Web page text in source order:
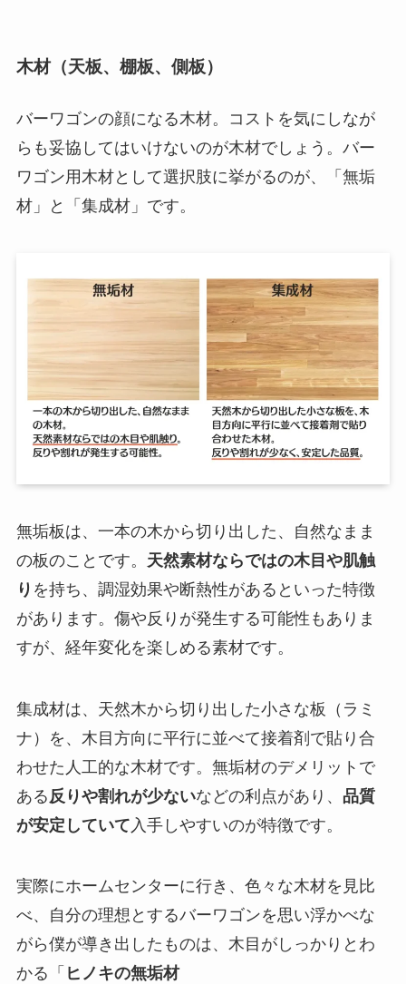
木材（天板、棚板、側板）
バーワゴンの顔になる木材。コストを気にしなが
らも妥協してはいけないのが木材でしょう。バー
ワゴン用木材として選択肢に挙がるのが、「無垢
材」と「集成材」です。
無垢板は、一本の木から切り出した、自然なまま
の板のことです。 天然素材ならではの木目や肌触
り を持ち、調湿効果や断熱性があるといった特徴
があります。傷や反りが発生する可能性もありま
すが、経年変化を楽しめる素材です。
集成材は、天然木から切り出した小さな板（ラミ
ナ）を、木目方向に平行に並べて接着剤で貼り合
わせた人工的な木材です。無垢材のデメリットで
ある 反りや割れが少ないなどの利点があり、 品質
が安定していて 入手しやすいのが特徴です。
実際にホームセンターに行き、色々な木材を見比
べ、自分の理想とするバーワゴンを思い浮かべな
がら僕が導き出したものは、木目がしっかりとわ
かる「 ヒノキの無垢材